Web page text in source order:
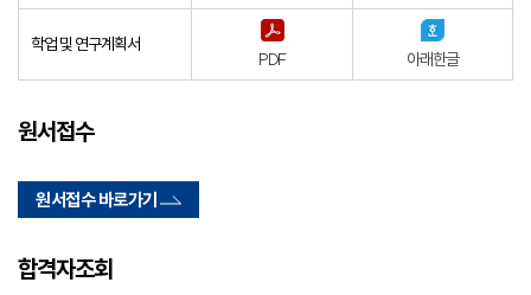
학업 및 연구계획서
PDF 아래한글
원서접수
원서접수 바로가기
합격자조회